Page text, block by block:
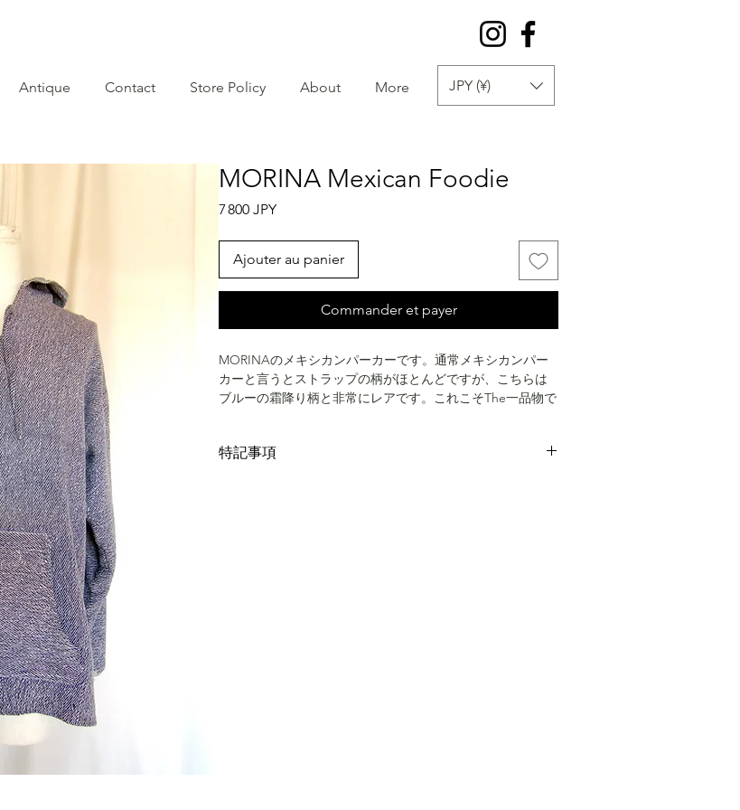
Antique Contact Store Policy About More JPY (¥)
MORINA Mexican Foodie
7 800 JPYPrix
Ajouter au panier
Commander et payer
MORINAのメキシカンパーカーです。通常メキシカンパー
カーと言うとストラップの柄がほとんどですが、こちらは
ブルーの霜降り柄と非常にレアです。これこそThe一品物で
カンパーカーをアウターの下に入れるのが良いかと思いま
特記事項